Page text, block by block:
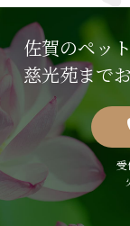
佐賀のペッ
慈光苑まで